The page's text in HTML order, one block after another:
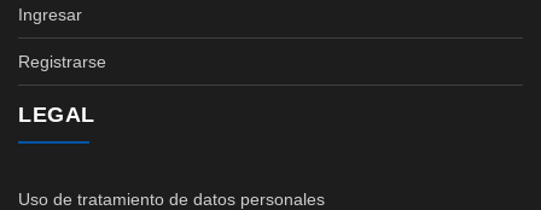
Ingresar
Registrarse
LEGAL
Uso de tratamiento de datos personales